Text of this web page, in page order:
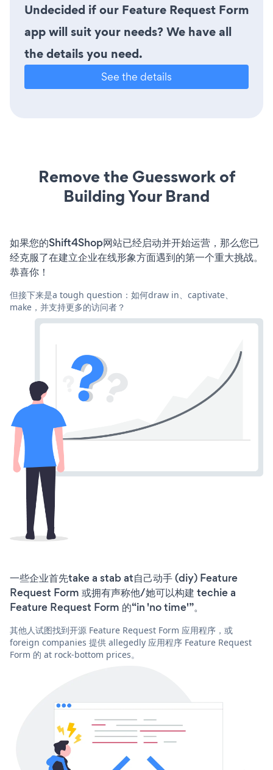
Undecided if our Feature Request Form
app will suit your needs? We have all
the details you need.
See the details
Remove the Guesswork of
Building Your Brand
如果您的Shift4Shop网站已经启动并开始运营，那么您已
经克服了在建立企业在线形象方面遇到的第一个重大挑战。
恭喜你！
但接下来是a tough question：如何draw in、captivate、
make，并支持更多的访问者？
一些企业首先take a stab at自己动手 (diy) Feature
Request Form 或拥有声称他/她可以构建 techie a
Feature Request Form 的“in 'no time'”。
其他人试图找到开源 Feature Request Form 应用程序，或
foreign companies 提供 allegedly 应用程序 Feature Request
Form 的 at rock-bottom prices。